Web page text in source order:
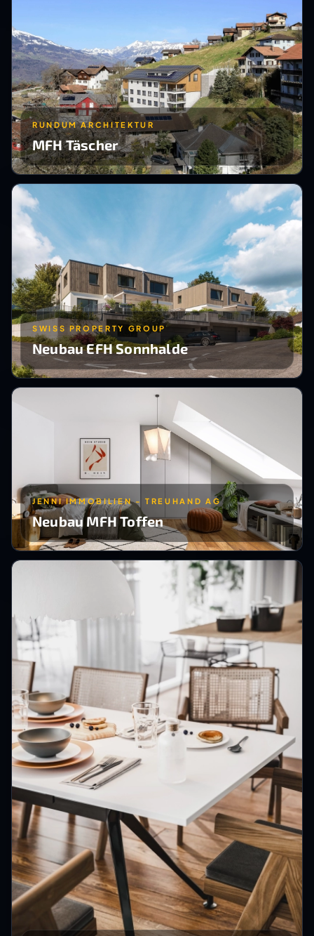
RUNDUM ARCHITEKTUR
MFH Täscher
SWISS PROPERTY GROUP
Neubau EFH Sonnhalde
JENNI IMMOBILIEN - TREUHAND AG
Neubau MFH Toffen